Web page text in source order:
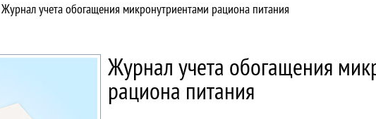
Журнал учета обогащения микронутриентами рациона питания
Журнал учета обогащения
рациона питания